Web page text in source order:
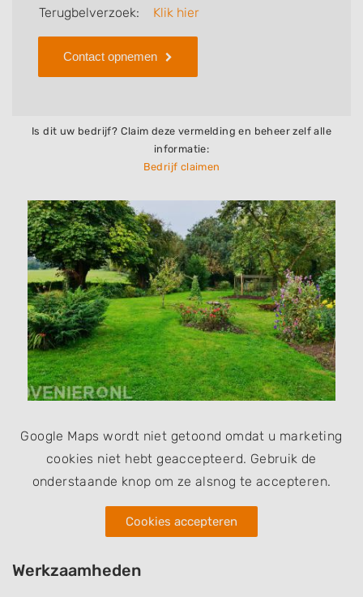
hoveniers en bedrijven inDe Wilp
Terugbelverzoek:
Klik hier
Contact opnemen
Is dit uw bedrijf? Claim deze vermelding en beheer zelf alle
informatie:
Bedrijf claimen
Google Maps wordt niet getoond omdat u marketing
cookies niet hebt geaccepteerd. Gebruik de
onderstaande knop om ze alsnog te accepteren.
Cookies accepteren
Werkzaamheden